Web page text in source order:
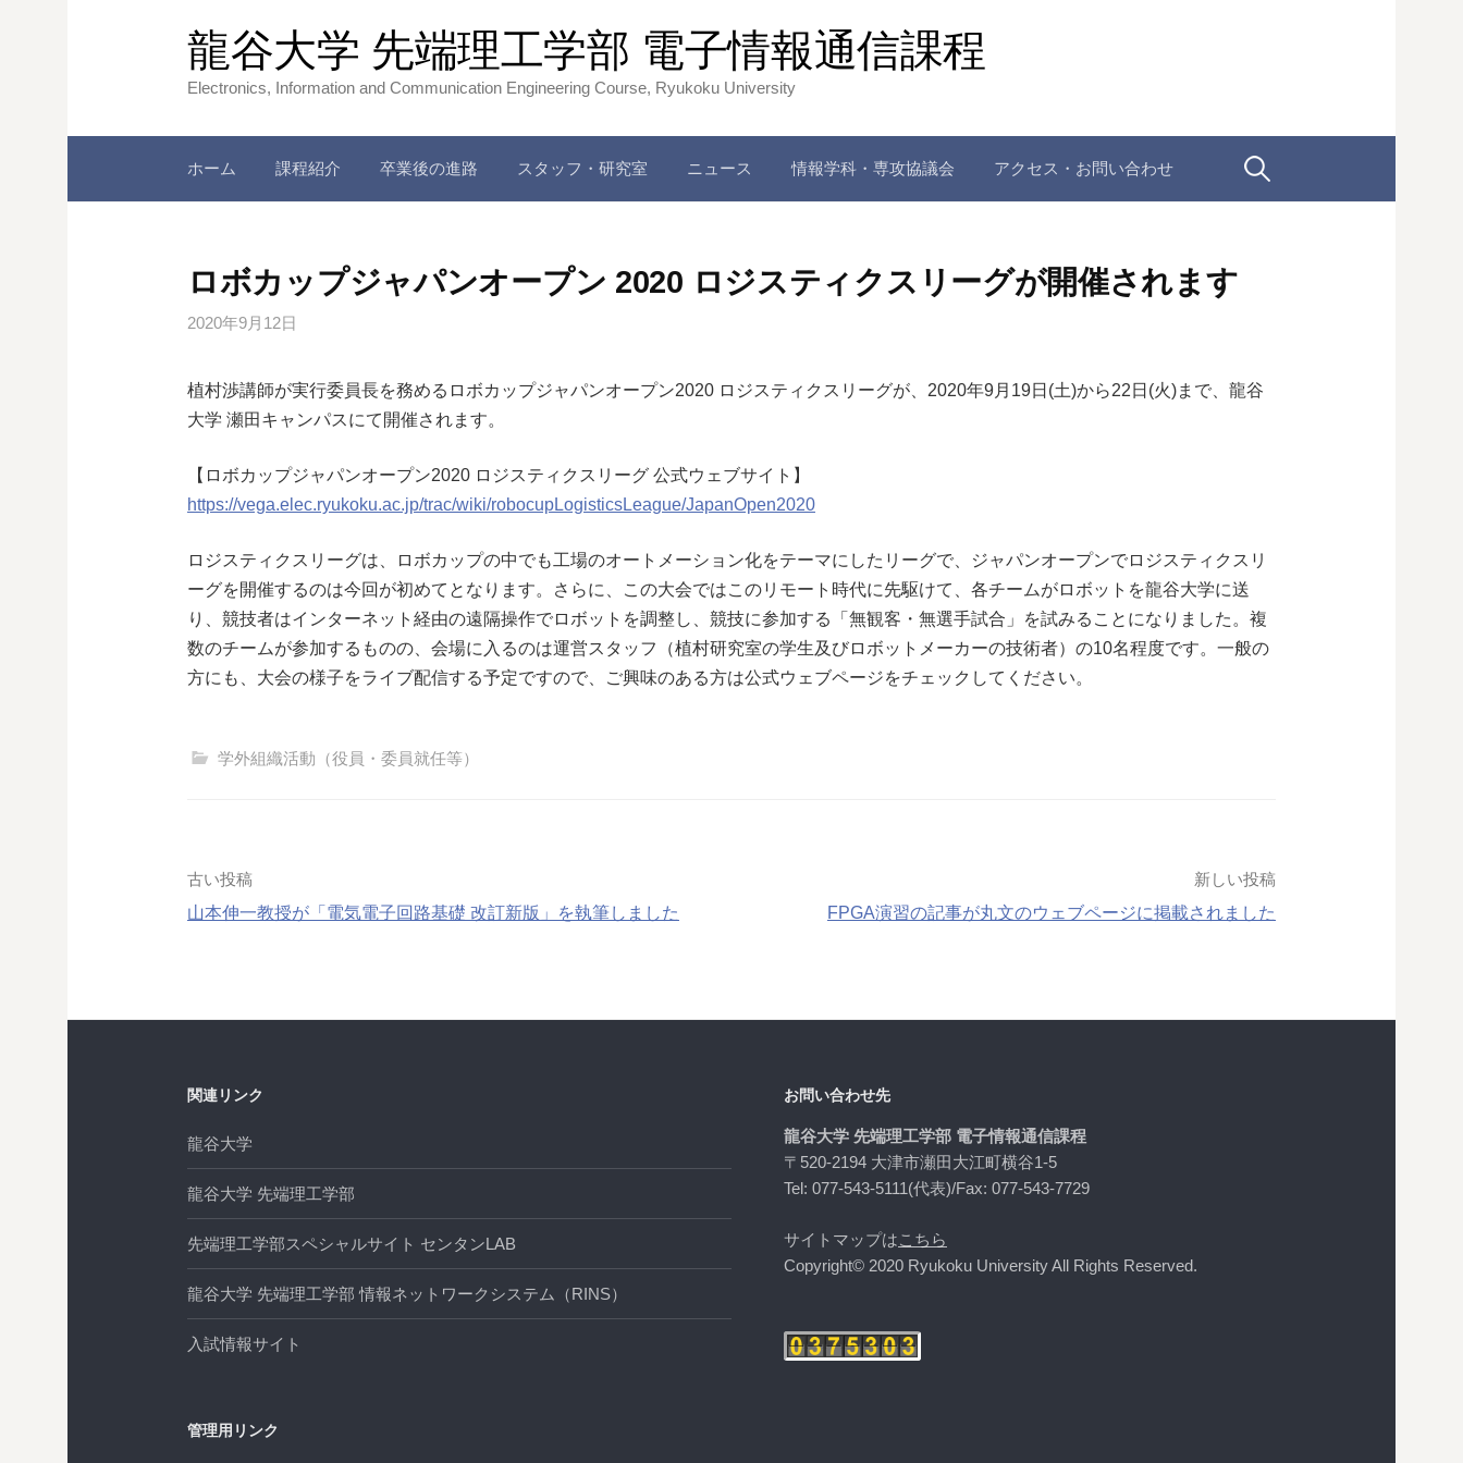
龍谷大学 先端理工学部 電子情報通信課程
Electronics, Information and Communication Engineering Course, Ryukoku University
ホーム 課程紹介 卒業後の進路 スタッフ・研究室 ニュース 情報学科・専攻協議会 アクセス・お問い合わせ 検
ロボカップジャパンオープン 2020 ロジスティクスリーグが開催されます
2020年9月12日
植村渉講師が実行委員長を務めるロボカップジャパンオープン2020 ロジスティクスリーグが、2020年9月19日(土)から22日(火)まで、龍谷
大学 瀬田キャンパスにて開催されます。
【ロボカップジャパンオープン2020 ロジスティクスリーグ 公式ウェブサイト】
https://vega.elec.ryukoku.ac.jp/trac/wiki/robocupLogisticsLeague/JapanOpen2020
ロジスティクスリーグは、ロボカップの中でも工場のオートメーション化をテーマにしたリーグで、ジャパンオープンでロジスティクスリ
ーグを開催するのは今回が初めてとなります。さらに、この大会ではこのリモート時代に先駆けて、各チームがロボットを龍谷大学に送
り、競技者はインターネット経由の遠隔操作でロボットを調整し、競技に参加する「無観客・無選手試合」を試みることになりました。複
数のチームが参加するものの、会場に入るのは運営スタッフ（植村研究室の学生及びロボットメーカーの技術者）の10名程度です。一般の
方にも、大会の様子をライブ配信する予定ですので、ご興味のある方は公式ウェブページをチェックしてください。
学外組織活動（役員・委員就任等）
投
稿
ビ
ー
シ
ョ
ン
古い投稿
山本伸一教授が「電気電子回路基礎 改訂新版」を執筆しました
新しい投稿
FPGA演習の記事が丸文のウェブページに掲載されました
関連リンク
龍谷大学
龍谷大学 先端理工学部
先端理工学部スペシャルサイト センタンLAB
龍谷大学 先端理工学部 情報ネットワークシステム（RINS）
入試情報サイト
管理用リンク
お問い合わせ先
龍谷大学 先端理工学部 電子情報通信課程
〒520-2194 大津市瀬田大江町横谷1-5
Tel: 077-543-5111(代表)/Fax: 077-543-7729
サイトマップはこちら
Copyright© 2020 Ryukoku University All Rights Reserved.